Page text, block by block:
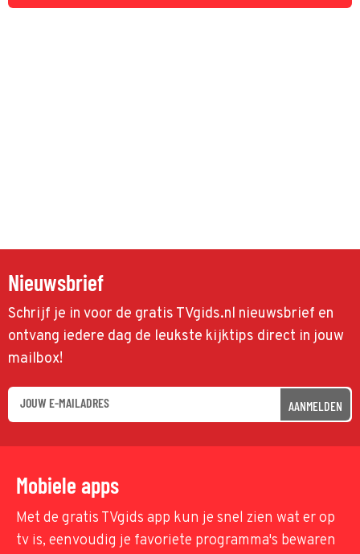
Nieuwsbrief
Schrijf je in voor de gratis TVgids.nl nieuwsbrief en
ontvang iedere dag de leukste kijktips direct in jouw
mailbox!
AANMELDEN
Mobiele apps
Met de gratis TVgids app kun je snel zien wat er op
tv is, eenvoudig je favoriete programma's bewaren